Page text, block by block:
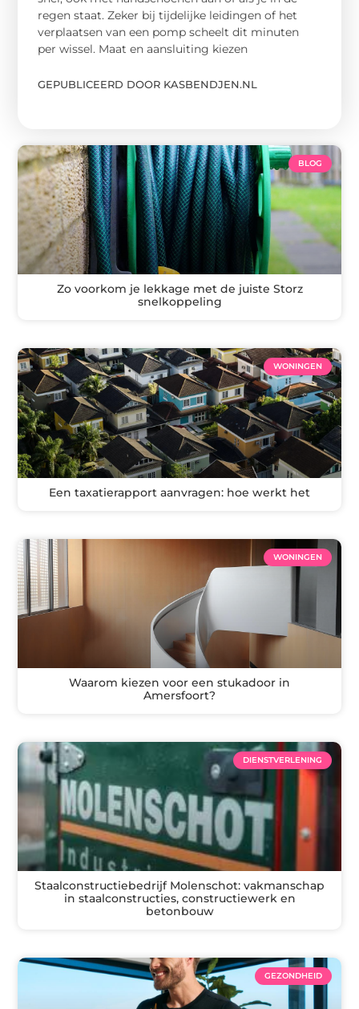
regen staat. Zeker bij tijdelijke leidingen of het
verplaatsen van een pomp scheelt dit minuten
per wissel. Maat en aansluiting kiezen
GEPUBLICEERD DOOR KASBENDJEN.NL
BLOG
Zo voorkom je lekkage met de juiste Storz
snelkoppeling
WONINGEN
Een taxatierapport aanvragen: hoe werkt het
WONINGEN
Waarom kiezen voor een stukadoor in
Amersfoort?
DIENSTVERLENING
Staalconstructiebedrijf Molenschot: vakmanschap
in staalconstructies, constructiewerk en
betonbouw
GEZONDHEID